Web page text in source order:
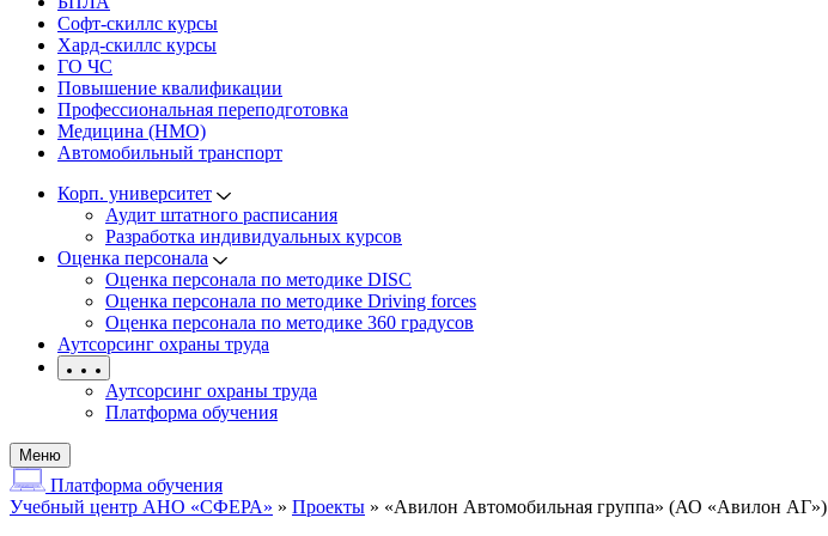
Софт-скиллс курсы
Хард-скиллс курсы
ГО ЧС
Повышение квалификации
Профессиональная переподготовка
Медицина (НМО)
Автомобильный транспорт
Корп. университет
Аудит штатного расписания
Разработка индивидуальных курсов
Оценка персонала
Оценка персонала по методике DISC
Оценка персонала по методике Driving forces
Оценка персонала по методике 360 градусов
Аутсорсинг охраны труда
Аутсорсинг охраны труда
Платформа обучения
Меню
Платформа обучения
Учебный центр АНО «СФЕРА» » Проекты » «Авилон Автомобильная группа» (АО «Авилон АГ»)